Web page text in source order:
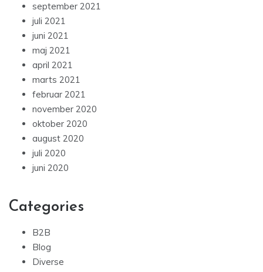
september 2021
juli 2021
juni 2021
maj 2021
april 2021
marts 2021
februar 2021
november 2020
oktober 2020
august 2020
juli 2020
juni 2020
Categories
B2B
Blog
Diverse